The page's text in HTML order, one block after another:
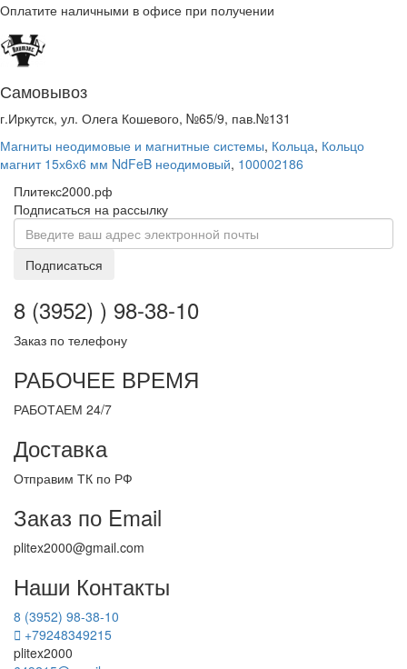
Оплатите наличными в офисе при получении
Самовывоз
г.Иркутск, ул. Олега Кошевого, №65/9, пав.№131
Магниты неодимовые и магнитные системы, Кольца, Кольцо
магнит 15х6х6 мм NdFeB неодимовый, 100002186
Плитекс2000.рф
Подписаться на рассылку
Подписаться
8 (3952) ) 98-38-10
Заказ по телефону
РАБОЧЕЕ ВРЕМЯ
РАБОТАЕМ 24/7
Доставка
Отправим ТК по РФ
Заказ по Email
plitex2000@gmail.com
Наши Контакты
8 (3952) 98-38-10
+79248349215
plitex2000